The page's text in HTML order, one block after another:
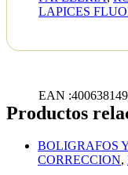
EAN
LAPICES
Productos
BOLIGRAFOS
CORRECCION,